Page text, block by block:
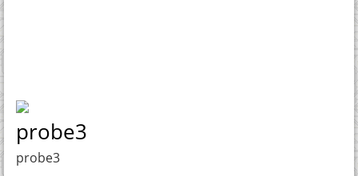
probe3
probe3